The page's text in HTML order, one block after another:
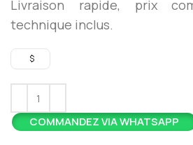
Livraison rapide, prix
technique inclus.
$
COMMANDEZ VIA WHATSAPP